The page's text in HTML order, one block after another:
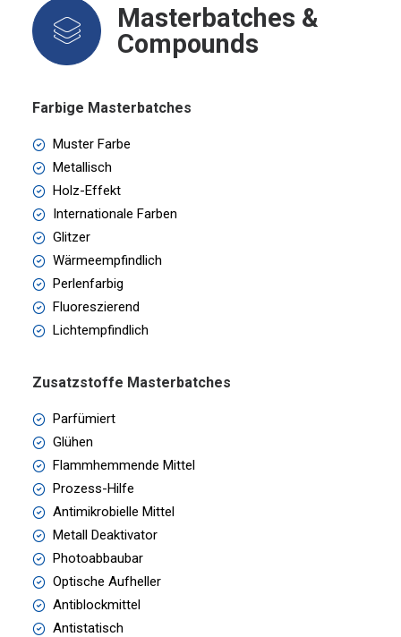
Masterbatches &
Compounds
Farbige Masterbatches
Muster Farbe
Metallisch
Holz-Effekt
Internationale Farben
Glitzer
Wärmeempfindlich
Perlenfarbig
Fluoreszierend
Lichtempfindlich
Zusatzstoffe Masterbatches
Parfümiert
Glühen
Flammhemmende Mittel
Prozess-Hilfe
Antimikrobielle Mittel
Metall Deaktivator
Photoabbaubar
Optische Aufheller
Antiblockmittel
Antistatisch